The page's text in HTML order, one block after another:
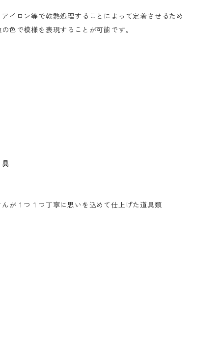
イロン等で乾熱処理することによって定着させるため
色で模様を表現することが可能です。
が１つ１つ丁寧に思いを込めて仕上げた道具類